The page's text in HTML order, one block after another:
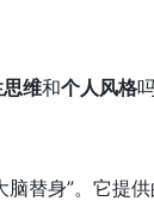
维和个人风格
替身”。它提